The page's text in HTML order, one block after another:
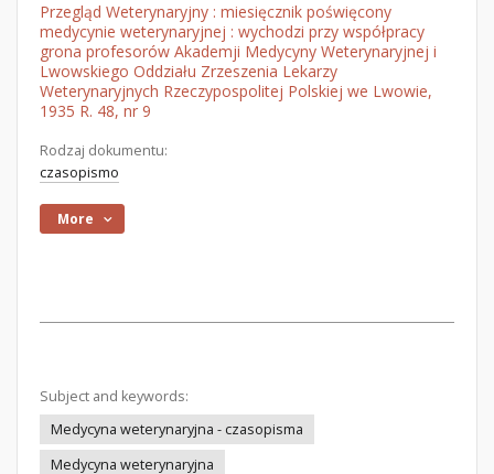
Przegląd Weterynaryjny : miesięcznik poświęcony
medycynie weterynaryjnej : wychodzi przy współpracy
grona profesorów Akademji Medycyny Weterynaryjnej i
Lwowskiego Oddziału Zrzeszenia Lekarzy
Weterynaryjnych Rzeczypospolitej Polskiej we Lwowie,
1935 R. 48, nr 9
Rodzaj dokumentu:
czasopismo
More
Subject and keywords:
Medycyna weterynaryjna - czasopisma
Medycyna weterynaryjna